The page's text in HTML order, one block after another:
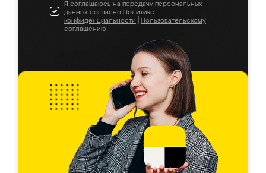
Я соглашаюсь на передачу персональных
данных согласно Политике
конфиденциальности
Пользовательскому
соглашению